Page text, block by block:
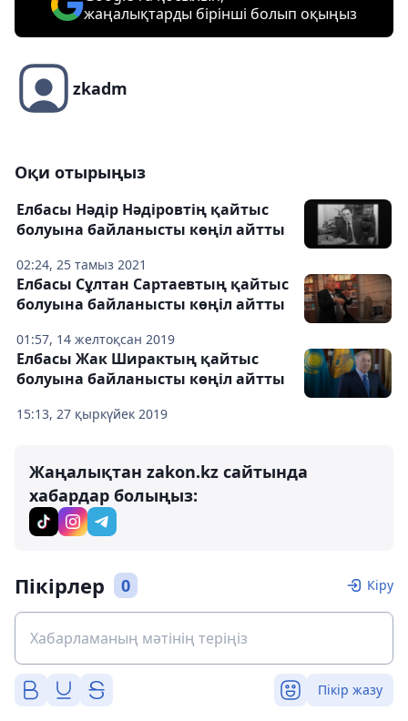
жаңалықтарды бірінші болып оқыңыз
zkadm
Оқи отырыңыз
02:24, 25 тамыз 2021
Елбасы Нәдір Нәдіровтің қайтыс
болуына байланысты көңіл айтты
01:57, 14 желтоқсан 2019
Елбасы Сұлтан Сартаевтың қайтыс
болуына байланысты көңіл айтты
15:13, 27 қыркүйек 2019
Елбасы Жак Ширактың қайтыс
болуына байланысты көңіл айтты
Жаңалықтан zakon.kz сайтында
хабардар болыңыз:
Пікірлер 0 Кіру
Пікір жазу